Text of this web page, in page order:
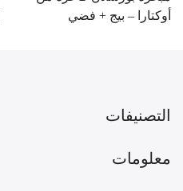
أوكتارا – بيج + فضي
التصنيفات
معلومات